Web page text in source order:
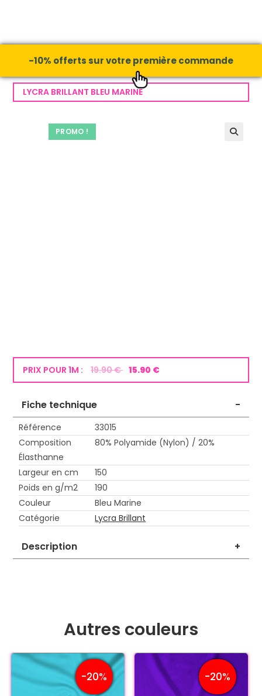
-10% offerts sur votre première commande
PROMO !
LYCRA BRILLANT BLEU MARINE
PRIX POUR 1M : 19.90 € 15.90 €
Fiche technique -
Référence
33015
Composition
80% Polyamide (Nylon) / 20%
Élasthanne
Largeur en cm
150
Poids en g/m2
190
Couleur
Bleu Marine
Catégorie
Lycra Brillant
Description +
Autres couleurs
-20% -20%